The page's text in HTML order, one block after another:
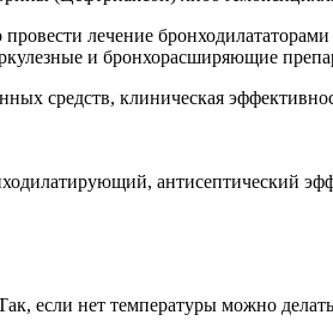
лечение
и бронхорасширяющие
средств, клиническая
антисептический
если нет температуры можно